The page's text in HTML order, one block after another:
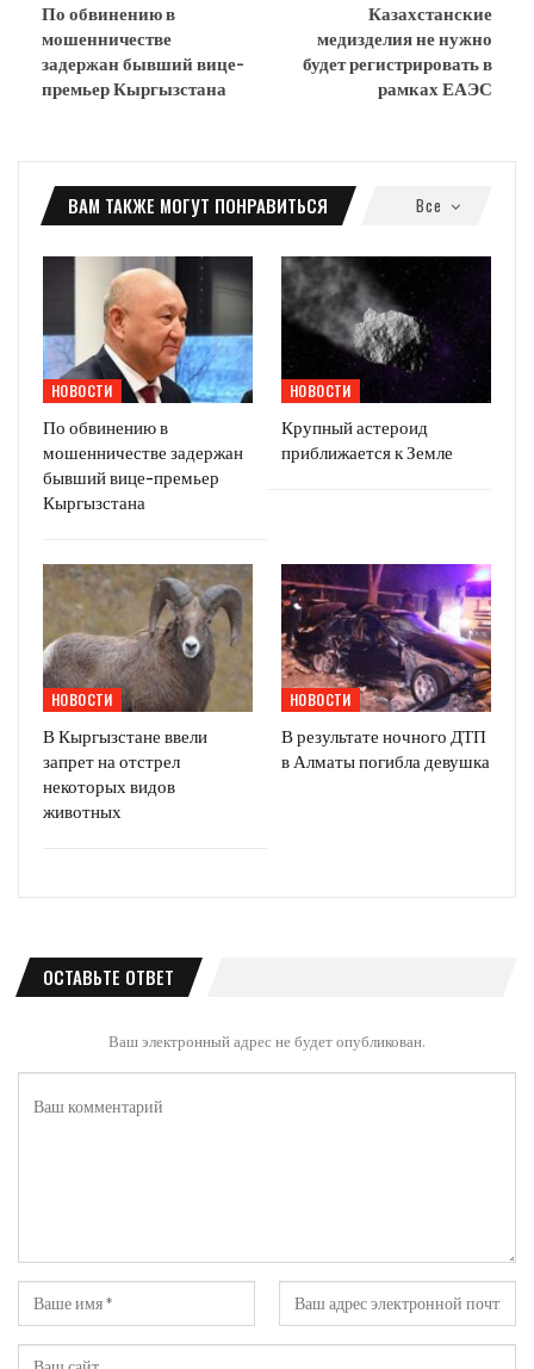
По обвинению в
мошенничестве
задержан бывший вице-
премьер Кыргызстана
Казахстанские
медизделия не нужно
будет регистрировать в
рамках ЕАЭС
Все
ВАМ ТАКЖЕ МОГУТ ПОНРАВИТЬСЯ
НОВОСТИ
По обвинению в
мошенничестве задержан
бывший вице-премьер
Кыргызстана
НОВОСТИ
Крупный астероид
приближается к Земле
НОВОСТИ
В Кыргызстане ввели
запрет на отстрел
некоторых видов
животных
НОВОСТИ
В результате ночного ДТП
в Алматы погибла девушка
ОСТАВЬТЕ ОТВЕТ
Ваш электронный адрес не будет опубликован.